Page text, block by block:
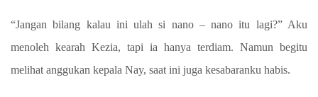
“Jangan bilang kalau ini ulah si nano – nano itu lagi?” Aku
menoleh kearah Kezia, tapi ia hanya terdiam. Namun begitu
melihat anggukan kepala Nay, saat ini juga kesabaranku habis.